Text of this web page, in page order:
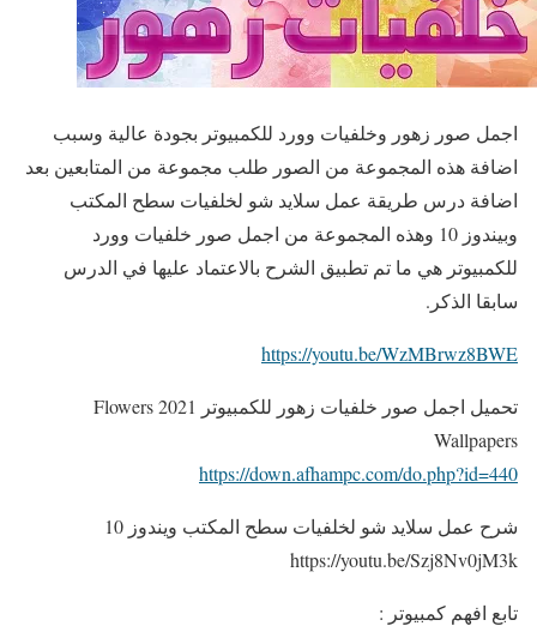
اجمل صور زهور وخلفيات وورد للكمبيوتر بجودة عالية وسبب
اضافة هذه المجموعة من الصور طلب مجموعة من المتابعين بعد
اضافة درس طريقة عمل سلايد شو لخلفيات سطح المكتب
وبيندوز 10 وهذه المجموعة من اجمل صور خلفيات وورد
للكمبيوتر هي ما تم تطبيق الشرح بالاعتماد عليها في الدرس
سابقا الذكر.
https://youtu.be/WzMBrwz8BWE
تحميل اجمل صور خلفيات زهور للكمبيوتر 2021 Flowers
Wallpapers
https://down.afhampc.com/do.php?id=440
شرح عمل سلايد شو لخلفيات سطح المكتب ويندوز 10
https://youtu.be/Szj8Nv0jM3k
تابع افهم كمبيوتر :